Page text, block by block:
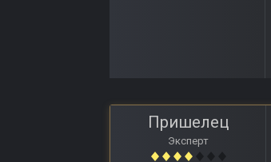
Пришелец
Эксперт